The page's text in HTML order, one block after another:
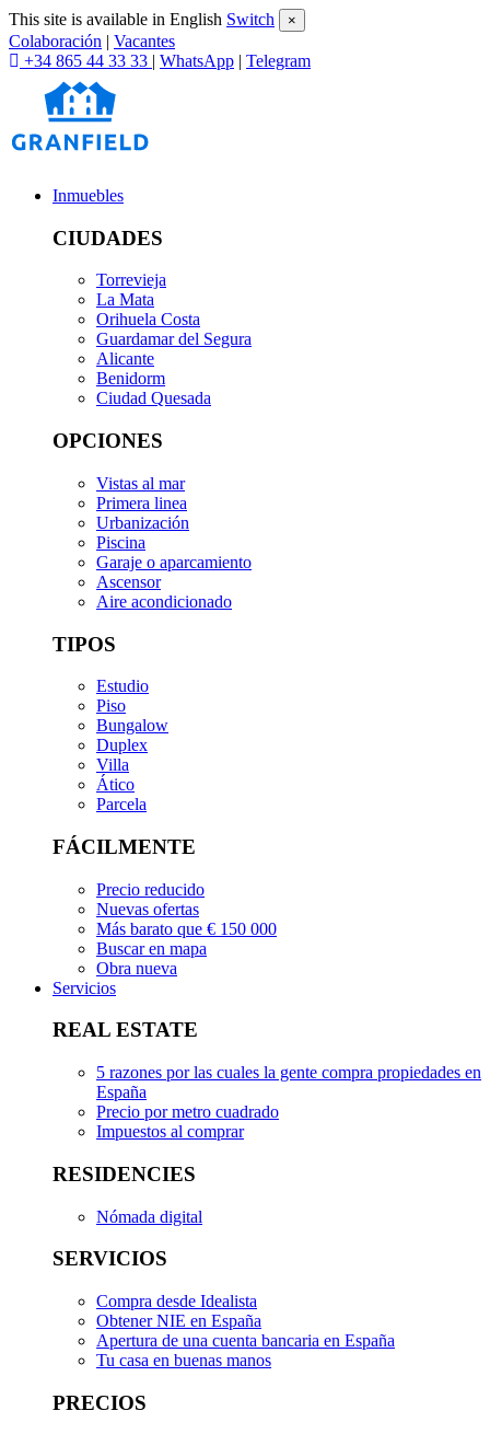
This site is available in English Switch ×
Colaboración | Vacantes
+34 865 44 33 33 | WhatsApp | Telegram
Inmuebles
CIUDADES
Torrevieja
La Mata
Orihuela Costa
Guardamar del Segura
Alicante
Benidorm
Ciudad Quesada
OPCIONES
Vistas al mar
Primera linea
Urbanización
Piscina
Garaje o aparcamiento
Ascensor
Aire acondicionado
TIPOS
Estudio
Piso
Bungalow
Duplex
Villa
Ático
Parcela
FÁCILMENTE
Precio reducido
Nuevas ofertas
Más barato que € 150 000
Buscar en mapa
Obra nueva
Servicios
REAL ESTATE
5 razones por las cuales la gente compra propiedades en
España
Precio por metro cuadrado
Impuestos al comprar
RESIDENCIES
Nómada digital
SERVICIOS
Compra desde Idealista
Obtener NIE en España
Apertura de una cuenta bancaria en España
Tu casa en buenas manos
PRECIOS